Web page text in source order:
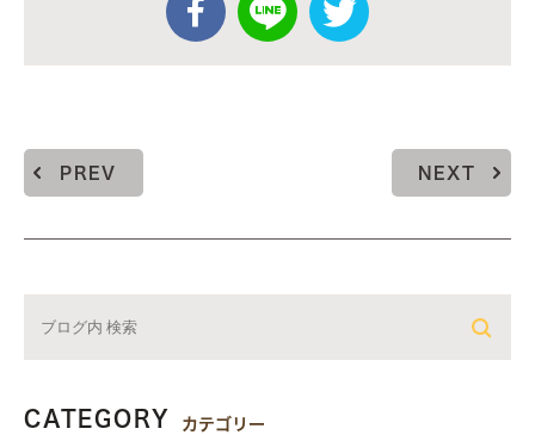
PREV NEXT
CATEGORY カテゴリー